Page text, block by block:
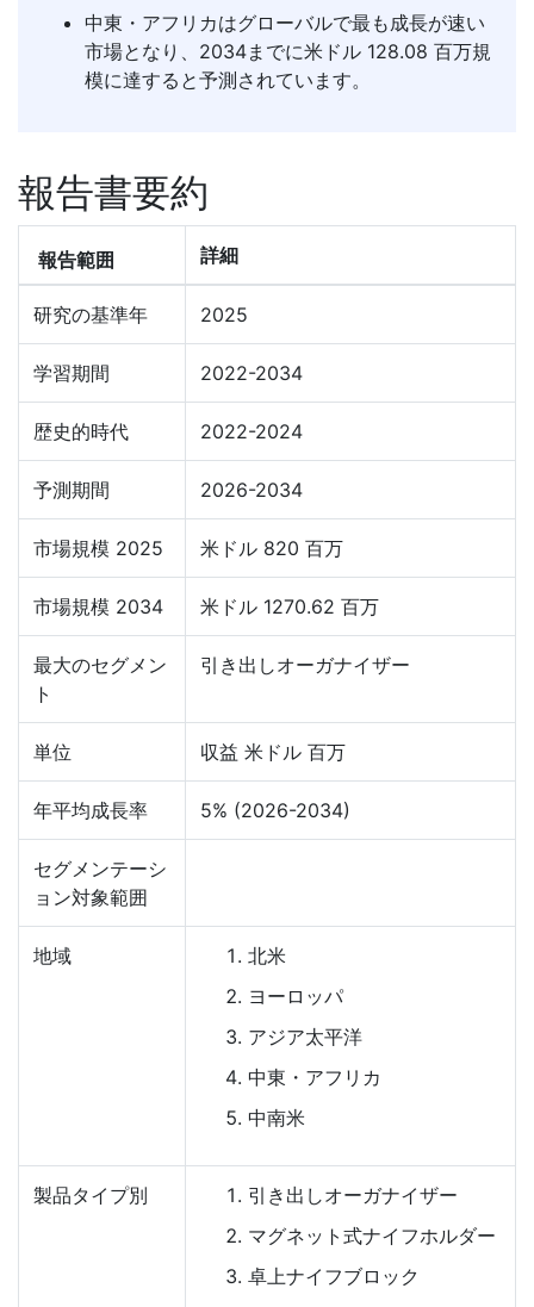
中東・アフリカはグローバルで最も成長が速い
市場となり、2034までに米ドル 128.08 百万規
模に達すると予測されています。
報告書要約
報告範囲 詳細
研究の基準年 2025
学習期間 2022-2034
歴史的時代 2022-2024
予測期間 2026-2034
市場規模 2025 米ドル 820 百万
市場規模 2034 米ドル 1270.62 百万
最大のセグメン
ト
引き出しオーガナイザー
単位 収益 米ドル 百万
年平均成長率 5% (2026-2034)
セグメンテーシ
ョン対象範囲
地域
北米
ヨーロッパ
アジア太平洋
中東・アフリカ
中南米
製品タイプ別
引き出しオーガナイザー
マグネット式ナイフホルダー
卓上ナイフブロック